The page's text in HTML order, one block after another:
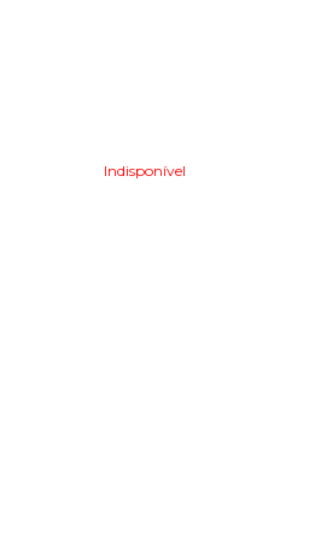
Indisponível